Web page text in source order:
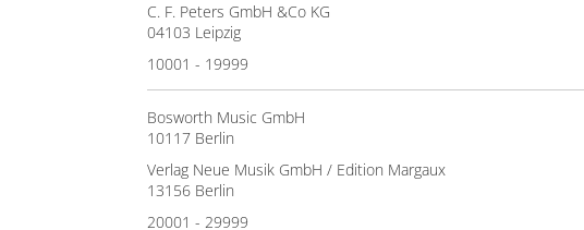
C. F. Peters GmbH &Co KG
04103 Leipzig
10001 - 19999
Bosworth Music GmbH
10117 Berlin
Verlag Neue Musik GmbH / Edition Margaux
13156 Berlin
20001 - 29999